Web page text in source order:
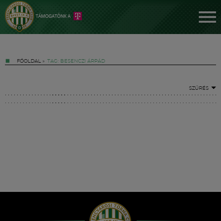
FŐOLDAL » TAG: BESENCZI ÁRPÁD
SZŰRÉS
Hírek